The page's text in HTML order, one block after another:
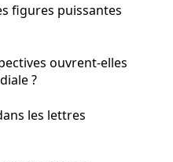
figures puissantes
ouvrent-elles
?
les lettres